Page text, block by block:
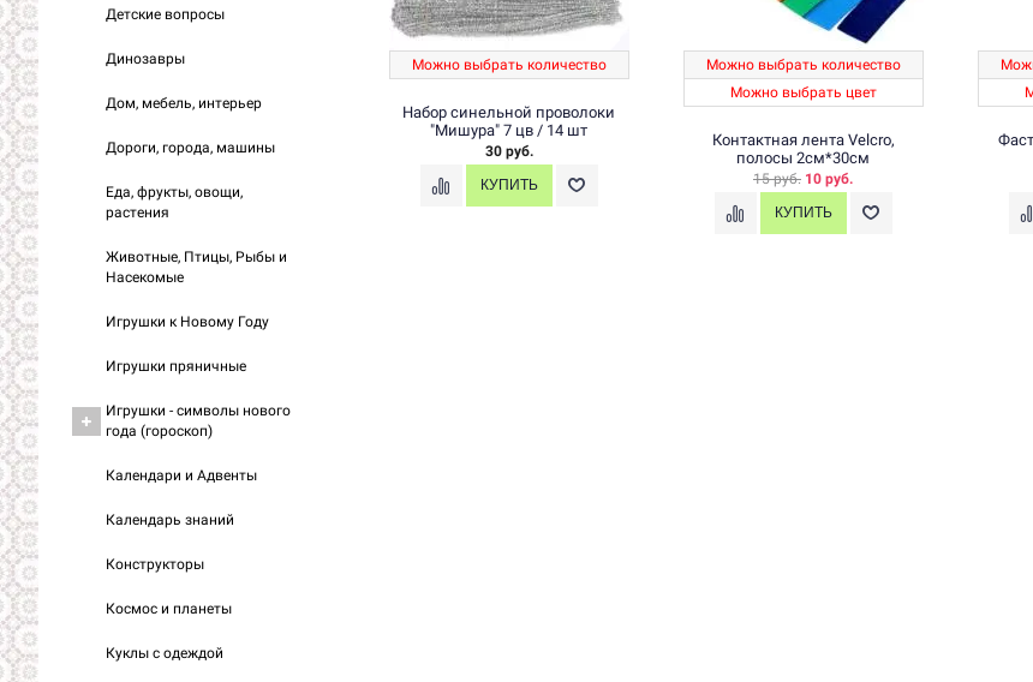
Детские вопросы
Динозавры
Дом, мебель, интерьер
Дороги, города, машины
Еда, фрукты, овощи,
растения
Животные, Птицы, Рыбы и
Насекомые
Игрушки к Новому Году
Игрушки пряничные
Игрушки - символы нового
года (гороскоп)
Календари и Адвенты
Календарь знаний
Конструкторы
Космос и планеты
Куклы с одеждой
Можно выбрать количество
Набор синельной проволоки
"Мишура" 7 цв / 14 шт
30 руб.
Можно выбрать количество
Можно выбрать цвет
Контактная лента Velcro,
полосы 2см*30см
15 руб. 10 руб.